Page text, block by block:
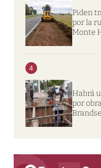
Piden
por la
Monte
4
Habrá
por